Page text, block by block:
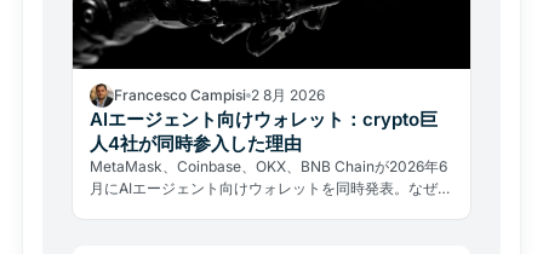
Francesco Campisi 2 8月 2026
AIエージェント向けウォレット：crypto巨
人4社が同時参入した理由
MetaMask、Coinbase、OKX、BNB Chainが2026年6
月にAIエージェント向けウォレットを同時発表。なぜ大